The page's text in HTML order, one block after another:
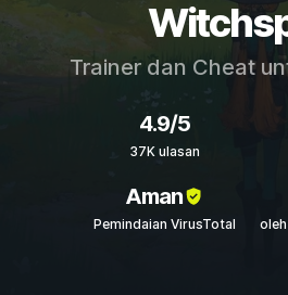
Trainer dan Cheat
4.9/5
37K ulasan
Aman
Pemindaian VirusTotal